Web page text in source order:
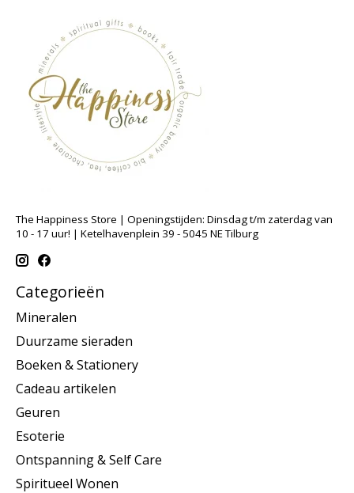
The Happiness Store | Openingstijden: Dinsdag t/m zaterdag van
10 - 17 uur! | Ketelhavenplein 39 - 5045 NE Tilburg
Categorieën
Mineralen
Duurzame sieraden
Boeken & Stationery
Cadeau artikelen
Geuren
Esoterie
Ontspanning & Self Care
Spiritueel Wonen